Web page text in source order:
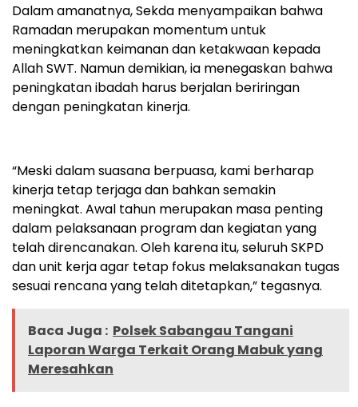
Dalam amanatnya, Sekda menyampaikan bahwa
Ramadan merupakan momentum untuk
meningkatkan keimanan dan ketakwaan kepada
Allah SWT. Namun demikian, ia menegaskan bahwa
peningkatan ibadah harus berjalan beriringan
dengan peningkatan kinerja.
“Meski dalam suasana berpuasa, kami berharap
kinerja tetap terjaga dan bahkan semakin
meningkat. Awal tahun merupakan masa penting
dalam pelaksanaan program dan kegiatan yang
telah direncanakan. Oleh karena itu, seluruh SKPD
dan unit kerja agar tetap fokus melaksanakan tugas
sesuai rencana yang telah ditetapkan,” tegasnya.
Baca Juga : Polsek Sabangau Tangani
Laporan Warga Terkait Orang Mabuk yang
Meresahkan